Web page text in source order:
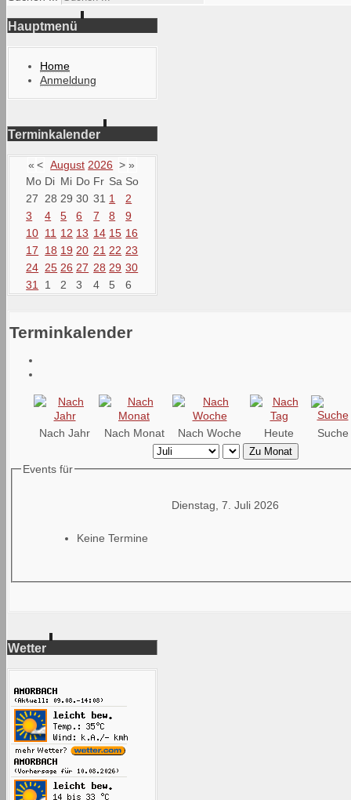
Hauptmenü
Home
Anmeldung
Terminkalender
« < August 2026 > »
Mo Di Mi Do Fr Sa So
27
28 29 30 31 1
2
3
4 5 6 7 8
9
10 11 12 13 14 15 16
17
18 19 20 21 22 23
24 25 26 27 28 29 30
31
1 2 3 4 5 6
Terminkalender
Nach Jahr Nach Monat Nach Woche Heute Suche
Zu Monat
Events für
Dienstag, 7. Juli 2026
Keine Termine
Wetter